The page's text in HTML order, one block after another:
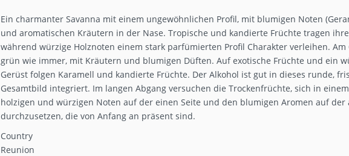
Ein charmanter Savanna mit einem ungewöhnlichen Profil, mit blumigen Noten
und aromatischen Kräutern in der Nase. Tropische und kandierte Früchte tragen
während würzige Holznoten einem stark parfümierten Profil Charakter verleihen.
grün wie immer, mit Kräutern und blumigen Düften. Auf exotische Früchte und ein
Gerüst folgen Karamell und kandierte Früchte. Der Alkohol ist gut in dieses runde,
Gesamtbild integriert. Im langen Abgang versuchen die Trockenfrüchte, sich in
holzigen und würzigen Noten auf der einen Seite und den blumigen Aromen auf der
durchzusetzen, die von Anfang an präsent sind.
Country
Reunion